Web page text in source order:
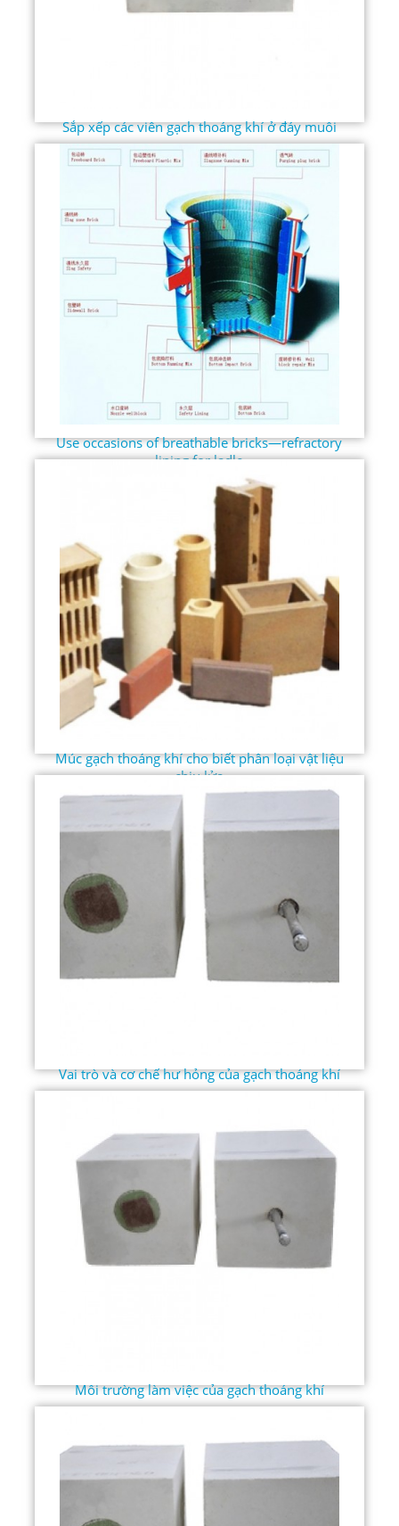
Sắp xếp các viên gạch thoáng khí ở đáy muôi
Use occasions of breathable bricks—refractory
lining for ladle
Múc gạch thoáng khí cho biết phân loại vật liệu
chịu lửa
Vai trò và cơ chế hư hỏng của gạch thoáng khí
Môi trường làm việc của gạch thoáng khí